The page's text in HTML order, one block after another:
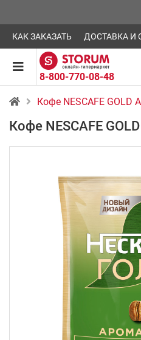
КАК ЗАКАЗАТЬ ДОСТАВКА И
8-800-770-08-48
Кофе NESCAFE GOLD
Кофе NESCAFE